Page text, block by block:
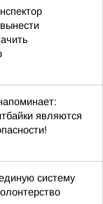
являются
систему